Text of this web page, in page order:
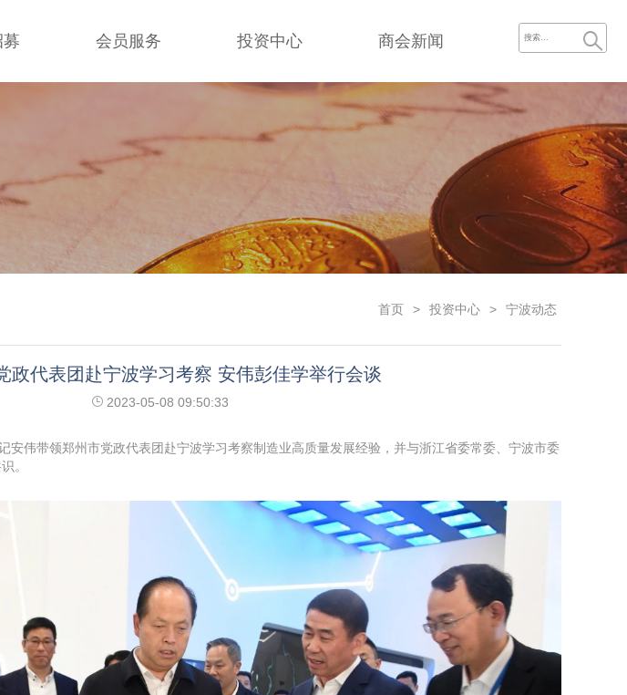
会员服务 投资中心 商会新闻
首页 > 投资中心 > 宁波动态
政代表团赴宁波学习考察 安伟彭佳学举行会谈
2023-05-08 09:50:33
安伟带领郑州市党政代表团赴宁波学习考察制造业高质量发展经验，并与浙江省委常委、宁波市委
。